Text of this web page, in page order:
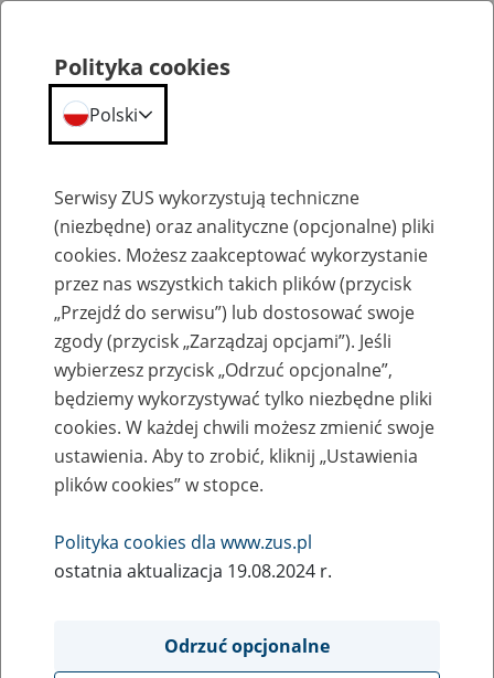
Przepraszamy,
podana strona nie została znaleziona.
Błąd 404
Przejdź do strony głównej
Polityka cookies
Polski
Serwisy ZUS wykorzystują techniczne
(niezbędne) oraz analityczne (opcjonalne) pliki
cookies. Możesz zaakceptować wykorzystanie
przez nas wszystkich takich plików (przycisk
„Przejdź do serwisu”) lub dostosować swoje
zgody (przycisk „Zarządzaj opcjami”). Jeśli
wybierzesz przycisk „Odrzuć opcjonalne”,
będziemy wykorzystywać tylko niezbędne pliki
cookies. W każdej chwili możesz zmienić swoje
ustawienia. Aby to zrobić, kliknij „Ustawienia
plików cookies” w stopce.
Polityka cookies dla www.zus.pl
ostatnia aktualizacja 19.08.2024 r.
Odrzuć opcjonalne